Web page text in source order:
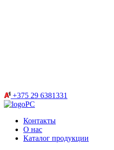
+375 29 6381331
Контакты
О нас
Каталог продукции